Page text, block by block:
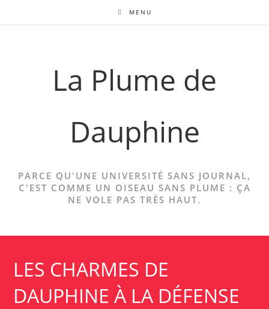
MENU
La Plume de
Dauphine
PARCE QU'UNE UNIVERSITÉ SANS JOURNAL,
C'EST COMME UN OISEAU SANS PLUME : ÇA
NE VOLE PAS TRÈS HAUT.
LES CHARMES DE
DAUPHINE À LA DÉFENSE